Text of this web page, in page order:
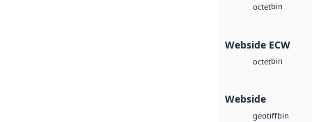
octetbin
Webside ECW
octetbin
Webside
geotiffbin